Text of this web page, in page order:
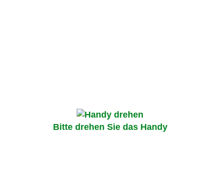
Bitte drehen Sie das Handy